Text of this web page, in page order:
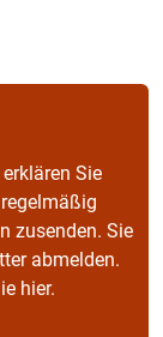
Sie
zusenden. Sie
abmelden.
hier.